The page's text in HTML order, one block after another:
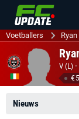
Voetballers
V (L) -
Nieuws